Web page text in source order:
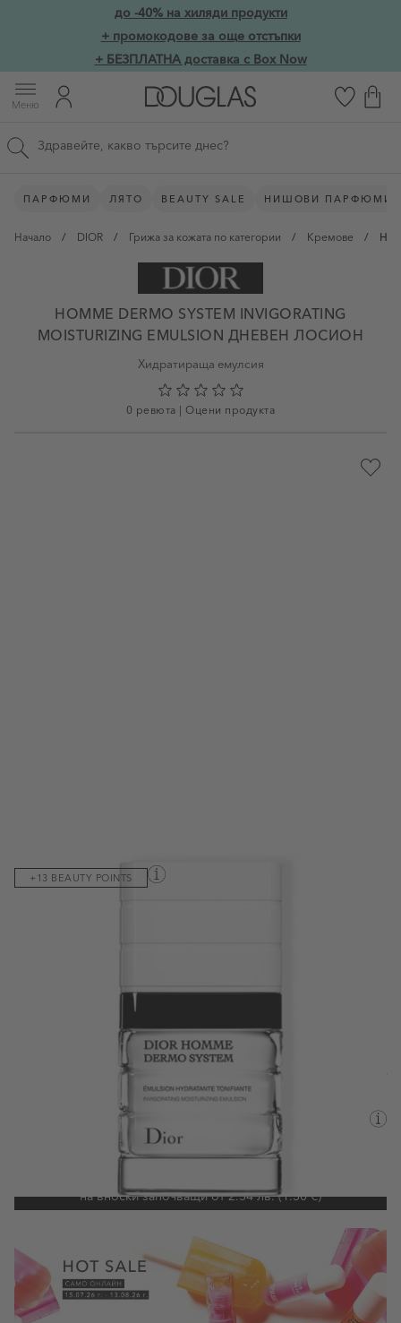
Прескачане към съдържаниетодо -40% на хиляди продукти
+ промокодове за още отстъпки
+ БЕЗПЛАТНА доставка с Box Now
Меню
ПАРФЮМИ ЛЯТО BEAUTY SALE НИШОВИ ПАРФЮМИ
Начало / DIOR / Грижа за кожата по категории / Кремове /
HOMME DERMO SYSTEM INVIGORATING
MOISTURIZING EMULSION ДНЕВЕН ЛОСИОН
Хидратираща емулсия
0 ревюта | Оцени продукта
+13 BEAUTY POINTS
65,60 €
Валутен курс: 1 EUR = 1.95583 BGN
Информация за доставка
Срок за доставка: вторник, 11 август - сряда, 12 август
на вноски започващи от 2.54 лв. (1.30 €)